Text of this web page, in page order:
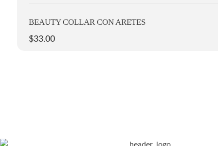
BEAUTY COLLAR CON ARETES
$33.00